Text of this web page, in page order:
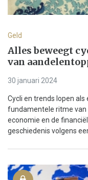
Geld
Alles beweegt
van
30 januari 2024
Cycli en trends lopen
fundamentele ritme van
economie en de
geschiedenis volgens